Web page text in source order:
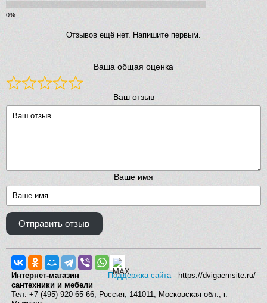
Отзывов ещё нет. Напишите первым.
Ваша общая оценка
Ваш отзыв
Ваше имя
Отправить отзыв
Поддержка сайта- https://dvigaemsite.ru/
Интернет-магазин
сантехники и мебели
Тел: +7 (495) 920-65-66, Россия, 141011, Московская обл., г.